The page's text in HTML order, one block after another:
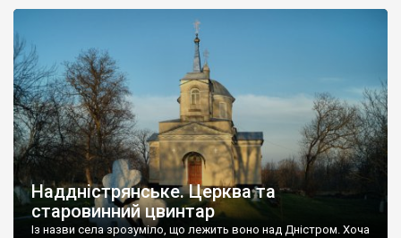
старовинний цвинтар із кам’яними хрестами. Всі епітафії, які
збереглися, написані кирилицею, церковнослов’янською
мовою. За всіма традиційними ознаками – цвинтар
український. Хрести датуються 19 століттям. У 1924-1940
роках Болган […]
Наддністрянське. Церква та
старовинний цвинтар
Із назви села зрозуміло, що лежить воно над Дністром. Хоча